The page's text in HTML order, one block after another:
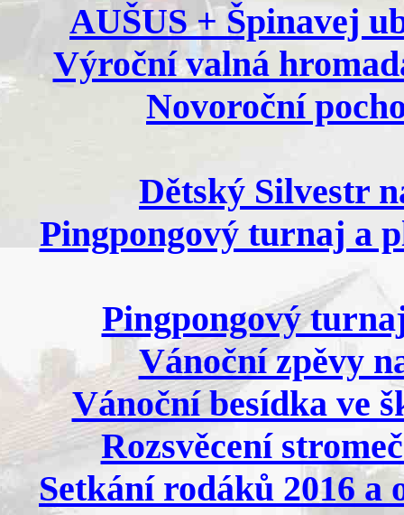
AUŠUS + Špinavej
Výroční valná
Novoroční
Dětský Silvestr
Pingpongový turnaj a
Pingpongový
Vánoční zpěvy
Vánoční besídka ve
Rozsvěcení
Setkání rodáků 2016 a